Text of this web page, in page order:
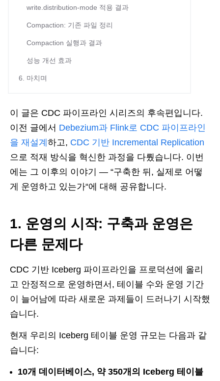
write.distribution-mode 적용 결과
Compaction: 기존 파일 정리
Compaction 실행과 결과
성능 개선 효과
6. 마치며
이 글은 CDC 파이프라인 시리즈의 후속편입니다.
이전 글에서 Debezium과 Flink로 CDC 파이프라인
을 재설계 하고, CDC 기반 Incremental Replication
으로 적재 방식을 혁신한 과정을 다뤘습니다. 이번
에는 그 이후의 이야기 — “구축한 뒤, 실제로 어떻
게 운영하고 있는가“에 대해 공유합니다.
1. 운영의 시작: 구축과 운영은
다른 문제다
CDC 기반 Iceberg 파이프라인을 프로덕션에 올리
고 안정적으로 운영하면서, 테이블 수와 운영 기간
이 늘어남에 따라 새로운 과제들이 드러나기 시작했
습니다.
현재 우리의 Iceberg 테이블 운영 규모는 다음과 같
습니다:
10개 데이터베이스, 약 350개의 Iceberg 테이블